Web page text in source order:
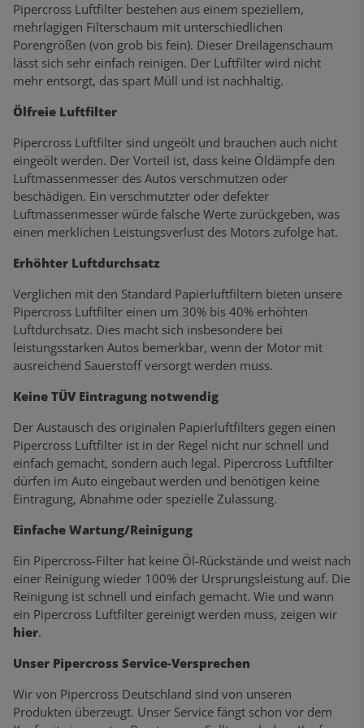
Pipercross Luftfilter bestehen aus einem speziellem,
mehrlagigen Filterschaum mit unterschiedlichen
Porengrößen (von grob bis fein). Dieser Dreilagenschaum
lässt sich sehr einfach reinigen. Der Luftfilter wird nicht
mehr entsorgt, das spart Müll und ist nachhaltig.
Ölfreie Luftfilter
Pipercross Luftfilter sind ungeölt und brauchen auch nicht
eingeölt werden. Der Vorteil ist, dass keine Öldämpfe den
Luftmassenmesser des Autos verschmutzen oder
beschädigen. Ein verschmutzter oder defekter
Luftmassenmesser würde falsche Werte zurückgeben, was
einen merklichen Leistungsverlust des Motors zufolge hat.
Erhöhter Luftdurchsatz
Verglichen mit den Standard Papierluftfiltern bieten unsere
Pipercross Luftfilter einen um 30% bis 40% erhöhten
Luftdurchsatz. Dies macht sich insbesondere bei
leistungsstarken Autos bemerkbar, wenn der Motor mit
ausreichend Sauerstoff versorgt werden muss.
Keine TÜV Eintragung notwendig
Der Austausch des originalen Papierluftfilters gegen einen
Pipercross Luftfilter ist in der Regel nicht nur schnell und
einfach gemacht, sondern auch legal. Pipercross Luftfilter
dürfen im Auto eingebaut werden und benötigen keine
Eintragung, Abnahme oder spezielle Zulassung.
Einfache Wartung/Reinigung
Ein Pipercross-Filter hat keine Öl-Rückstände und weist nach
einer Reinigung wieder 100% der Ursprungsleistung auf. Die
Reinigung ist schnell und einfach gemacht. Wie und wann
ein Pipercross Luftfilter gereinigt werden muss, zeigen wir
hier.
Unser Pipercross Service-Versprechen
Wir von Pipercross Deutschland sind von unseren
Produkten überzeugt. Unser Service fängt schon vor dem